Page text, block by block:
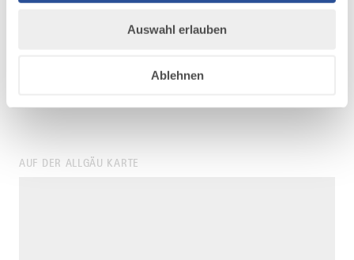
Auswahl erlauben
Ablehnen
AUF DER ALLGÄU KARTE